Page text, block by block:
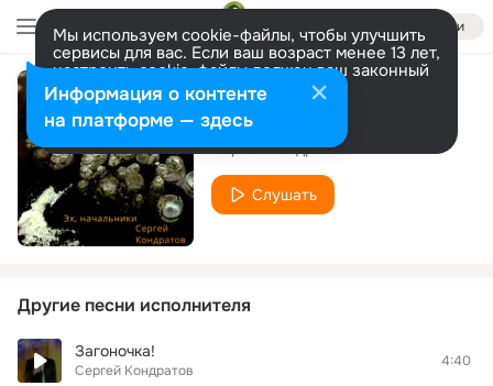
Войти
Мы используем cookie-файлы, чтобы улучшить
сервисы для вас. Если ваш возраст менее 13 лет,
настроить cookie-файлы должен ваш законный
представитель. Больше информации
Разрешить все Настроить
Эх, начальники
Сергей Кондратов
Слушать
Другие песни исполнителя
Загоночка!
Сергей Кондратов
4:40
Информация о контенте
на платформе — здесь